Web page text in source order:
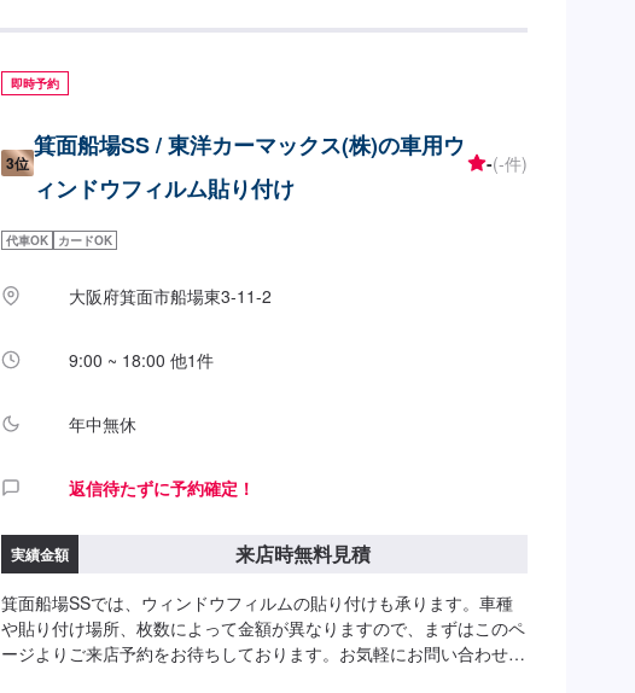
即時予約
3位
箕面船場SS / 東洋カーマックス(株)の車用ウ
ィンドウフィルム貼り付け
-(-件)
代車OK カードOK
大阪府箕面市船場東3-11-2
9:00 ~ 18:00 他1件
年中無休
返信待たずに予約確定！
実績金額 来店時無料見積
箕面船場SSでは、ウィンドウフィルムの貼り付けも承ります。車種
や貼り付け場所、枚数によって金額が異なりますので、まずはこのペ
ージよりご来店予約をお待ちしております。お気軽にお問い合わせく